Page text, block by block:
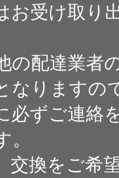
お受け取り
の配達業者
なりますの
必ずご連絡
交換をご希